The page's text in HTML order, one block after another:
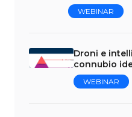
WEBINAR
Droni e
connubio
WEBINAR